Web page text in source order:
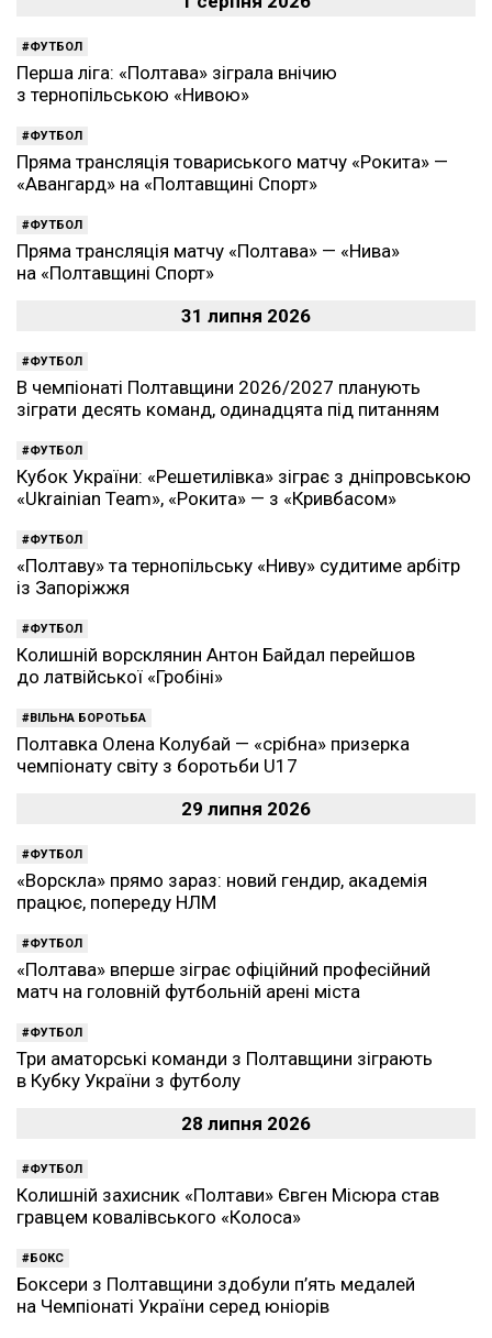
ФУТБОЛ
Перша ліга: «Полтава» зіграла внічию
з тернопільською «Нивою»
ФУТБОЛ
Пряма трансляція товариського матчу «Рокита» —
«Авангард» на «Полтавщині Спорт»
ФУТБОЛ
Пряма трансляція матчу «Полтава» — «Нива»
на «Полтавщині Спорт»
31 липня 2026
ФУТБОЛ
В чемпіонаті Полтавщини 2026/2027 планують
зіграти десять команд, одинадцята під питанням
ФУТБОЛ
Кубок України: «Решетилівка» зіграє з дніпровською
«Ukrainian Team», «Рокита» — з «Кривбасом»
ФУТБОЛ
«Полтаву» та тернопільську «Ниву» судитиме арбітр
із Запоріжжя
ФУТБОЛ
Колишній ворсклянин Антон Байдал перейшов
до латвійської «Гробіні»
ВІЛЬНА БОРОТЬБА
Полтавка Олена Колубай — «срібна» призерка
чемпіонату світу з боротьби U17
29 липня 2026
ФУТБОЛ
«Ворскла» прямо зараз: новий гендир, академія
працює, попереду НЛМ
ФУТБОЛ
«Полтава» вперше зіграє офіційний професійний
матч на головній футбольній арені міста
ФУТБОЛ
Три аматорські команди з Полтавщини зіграють
в Кубку України з футболу
28 липня 2026
ФУТБОЛ
Колишній захисник «Полтави» Євген Місюра став
гравцем ковалівського «Колоса»
БОКС
Боксери з Полтавщини здобули п’ять медалей
на Чемпіонаті України серед юніорів